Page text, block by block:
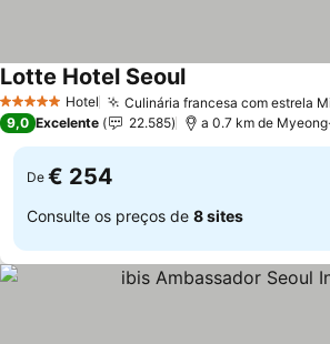
5 Estrelas Hotel Culinária francesa com estrela
Lotte Hotel SeoulVer preços
9,0 Excelente 22.585 a 0.7 km de
De € 254
Consulte os preços de 8 sites